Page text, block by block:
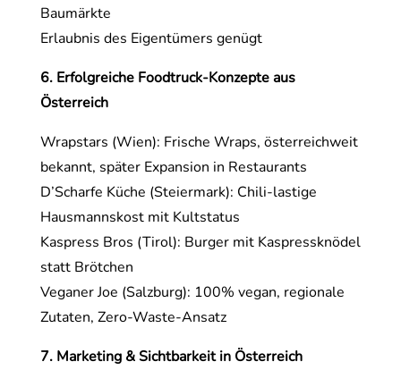
Baumärkte
Erlaubnis des Eigentümers genügt
6. Erfolgreiche Foodtruck-Konzepte aus
Österreich
Wrapstars (Wien): Frische Wraps, österreichweit
bekannt, später Expansion in Restaurants
D’Scharfe Küche (Steiermark): Chili-lastige
Hausmannskost mit Kultstatus
Kaspress Bros (Tirol): Burger mit Kaspressknödel
statt Brötchen
Veganer Joe (Salzburg): 100% vegan, regionale
Zutaten, Zero-Waste-Ansatz
7. Marketing & Sichtbarkeit in Österreich